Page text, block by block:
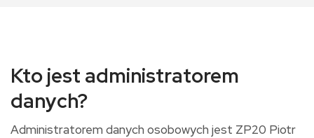
Kto jest administratorem
danych?
Administratorem danych osobowych jest ZP20 Piotr